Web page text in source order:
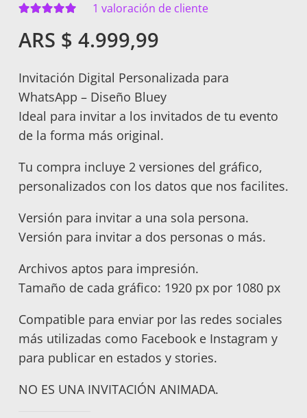
1 valoración de cliente
ARS $ 4.999,99
Invitación Digital Personalizada para
WhatsApp – Diseño Bluey
Ideal para invitar a los invitados de tu evento
de la forma más original.
Tu compra incluye 2 versiones del gráfico,
personalizados con los datos que nos facilites.
Versión para invitar a una sola persona.
Versión para invitar a dos personas o más.
Archivos aptos para impresión.
Tamaño de cada gráfico: 1920 px por 1080 px
Compatible para enviar por las redes sociales
más utilizadas como Facebook e Instagram y
para publicar en estados y stories.
NO ES UNA INVITACIÓN ANIMADA.